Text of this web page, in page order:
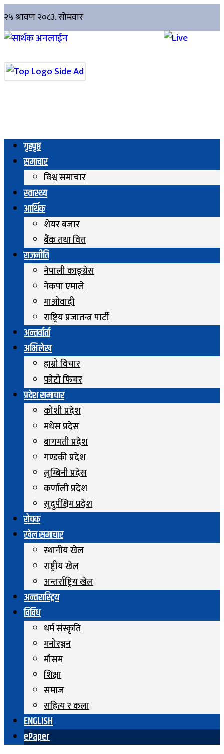
गृहपृष्ठ
समाचार
विश्व समाचार
स्वास्थ्य
आर्थिक
शेयर बजार
बैंक तथा वित्त
राजनीति
नेपाली काङ्ग्रेस
नेकपा एमाले
माओवादी
राष्ट्रिय प्रजातन्त्र पार्टी
अन्तर्वार्ता
अभिलेख
हाम्रो विचार
फोटो फिचर
प्रदेश समाचार
कोशी प्रदेश
मधेस प्रदेस
बागमती प्रदेश
गण्डकी प्रदेश
लुम्बिनी प्रदेस
कर्णाली प्रदेश
सुदुर्पश्चिम प्रदेश
रोचक
खेल समाचार
स्थानीय खेल
राष्ट्रीय खेल
अन्तर्राष्ट्रिय खेल
अन्तरास्ट्रिय
विविध
धर्म संस्कृति
मनोरञ्जन
माैसम
शिक्षा
समाज
सहित्य र कला
ENGLISH
ePaper